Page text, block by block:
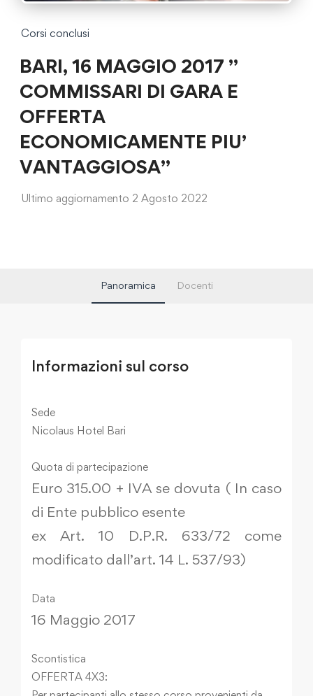
Corsi conclusi
BARI, 16 MAGGIO 2017 ”
COMMISSARI DI GARA E
OFFERTA
ECONOMICAMENTE PIU’
VANTAGGIOSA”
Ultimo aggiornamento 2 Agosto 2022
Panoramica Docenti
Informazioni sul corso
Sede
Nicolaus Hotel Bari
Quota di partecipazione
Euro 315.00 + IVA se dovuta ( In caso
di Ente pubblico esente
ex Art. 10 D.P.R. 633/72 come
modificato dall’art. 14 L. 537/93)
Data
16 Maggio 2017
Scontistica
OFFERTA 4X3: